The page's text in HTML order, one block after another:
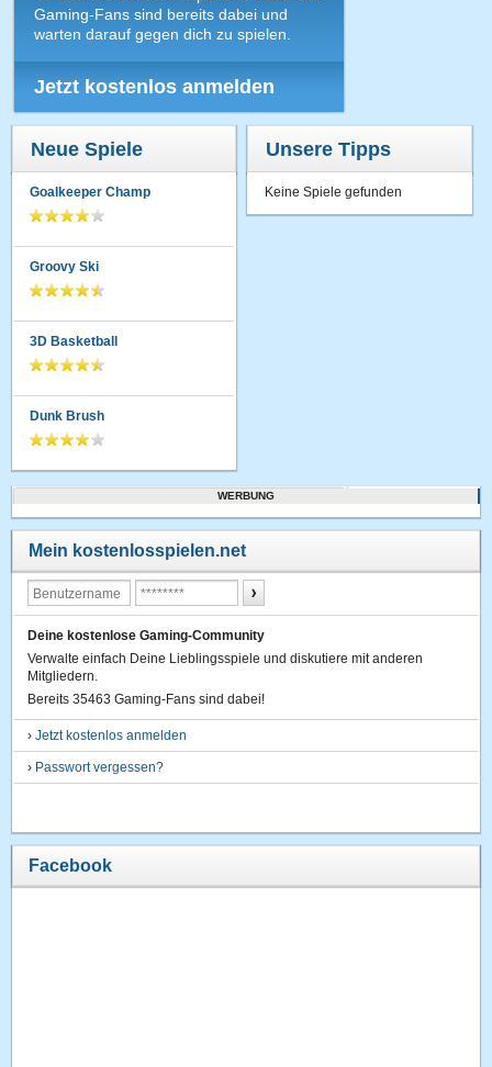
Gaming-Fans sind bereits dabei und
warten darauf gegen dich zu spielen.
Jetzt kostenlos anmelden
Neue Spiele
Goalkeeper Champ
Groovy Ski
3D Basketball
Dunk Brush
Unsere Tipps
Keine Spiele gefunden
WERBUNG
Mein kostenlosspielen.net
Deine kostenlose Gaming-Community
Verwalte einfach Deine Lieblingsspiele und diskutiere mit anderen
Mitgliedern.
Bereits 35463 Gaming-Fans sind dabei!
›Jetzt kostenlos anmelden
› Passwort vergessen?
Facebook